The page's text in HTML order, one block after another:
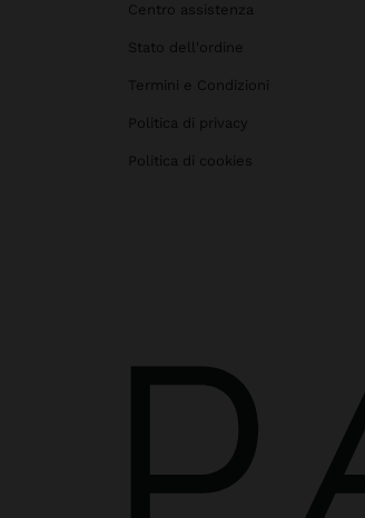
Centro assistenza
Stato dell'ordine
Termini e Condizioni
Politica di privacy
Politica di cookies